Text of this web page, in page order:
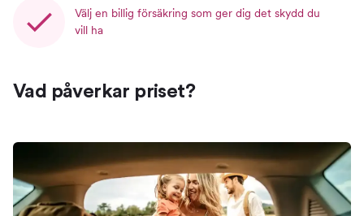
Välj en billig försäkring som ger dig det skydd du
vill ha
Vad påverkar priset?